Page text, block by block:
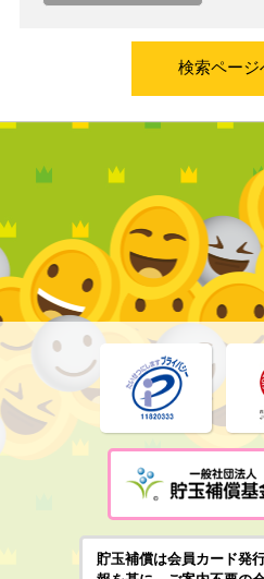
検索ページ
貯玉補償は会員カード発